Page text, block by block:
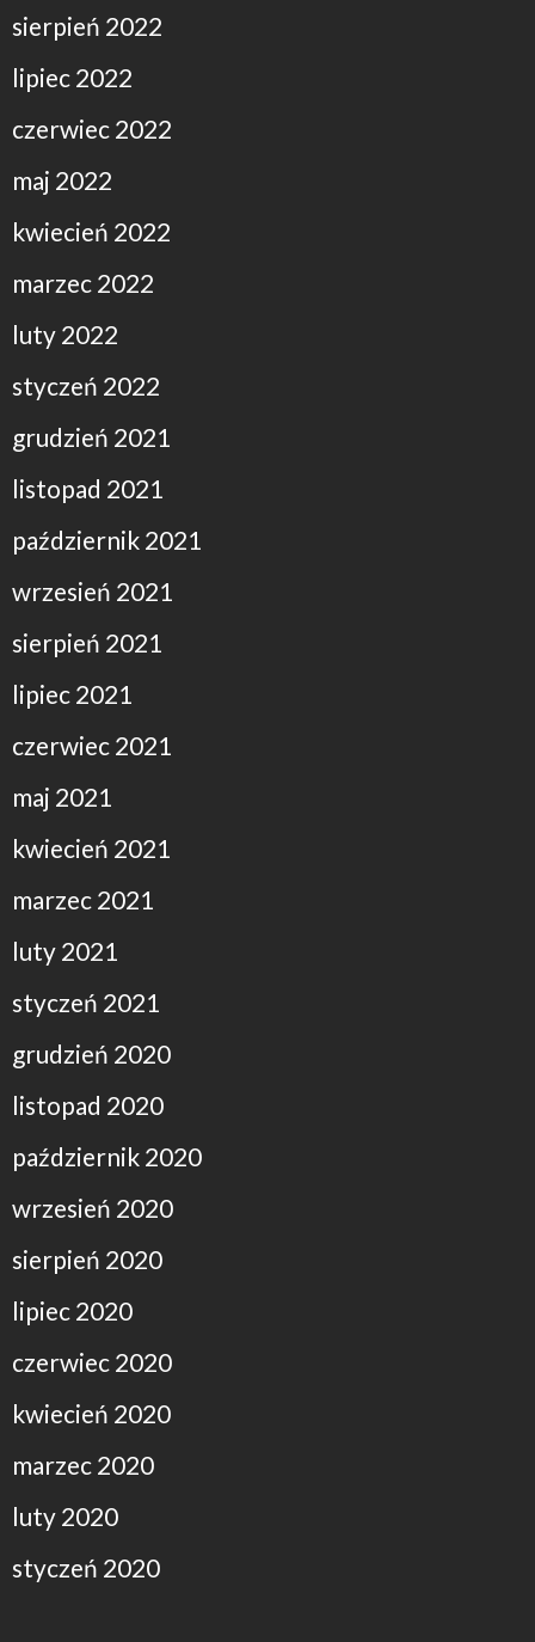
sierpień 2022
lipiec 2022
czerwiec 2022
maj 2022
kwiecień 2022
marzec 2022
luty 2022
styczeń 2022
grudzień 2021
listopad 2021
październik 2021
wrzesień 2021
sierpień 2021
lipiec 2021
czerwiec 2021
maj 2021
kwiecień 2021
marzec 2021
luty 2021
styczeń 2021
grudzień 2020
listopad 2020
październik 2020
wrzesień 2020
sierpień 2020
lipiec 2020
czerwiec 2020
kwiecień 2020
marzec 2020
luty 2020
styczeń 2020